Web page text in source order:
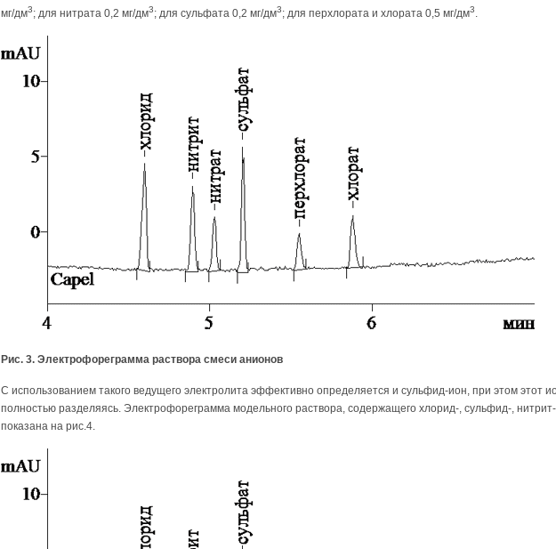
мг/дм3; для нитрата 0,2 мг/дм3; для сульфата 0,2 мг/дм3; для перхлората и хлората 0,5 мг/дм3.
Рис. 3. Электрофореграмма раствора смеси анионов
С использованием такого ведущего электролита эффективно определяется и сульфид-ион, при этом этот
полностью разделяясь. Электрофореграмма модельного раствора, содержащего хлорид-, сульфид-,
показана на рис.4.